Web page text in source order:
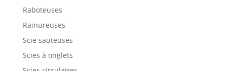
Raboteuses
Rainureuses
Scie sauteuses
Scies à onglets